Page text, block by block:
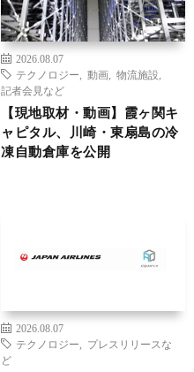
2026.08.07
テクノロジー
動画 物流施設
記者会見など
【現地取材・動画】霞ヶ関キ
ャピタル、川崎・東扇島の冷
凍自動倉庫を公開
2026.08.07
テクノロジー
プレスリリースな
ど